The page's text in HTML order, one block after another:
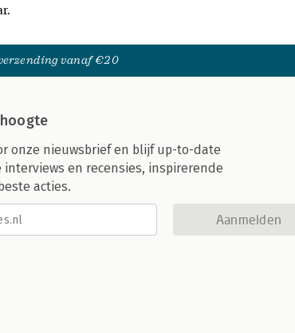
vanaf €20
onze nieuwsbrief en blijf up-to-date
en recensies, inspirerende
acties.
Aanmelden